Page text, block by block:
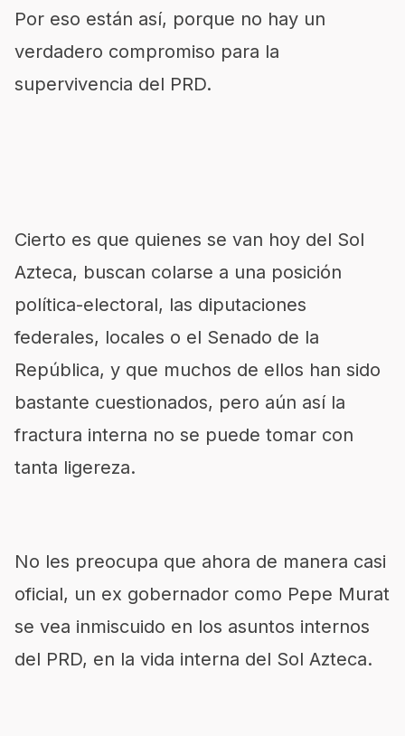
Por eso están así, porque no hay un
verdadero compromiso para la
supervivencia del PRD.
Cierto es que quienes se van hoy del Sol
Azteca, buscan colarse a una posición
política-electoral, las diputaciones
federales, locales o el Senado de la
República, y que muchos de ellos han sido
bastante cuestionados, pero aún así la
fractura interna no se puede tomar con
tanta ligereza.
No les preocupa que ahora de manera casi
oficial, un ex gobernador como Pepe Murat
se vea inmiscuido en los asuntos internos
del PRD, en la vida interna del Sol Azteca.